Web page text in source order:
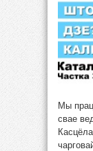
Мы
свае